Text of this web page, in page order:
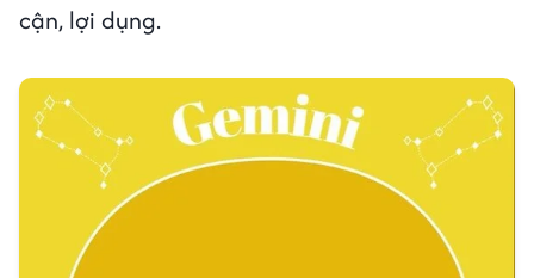
cận, lợi dụng.